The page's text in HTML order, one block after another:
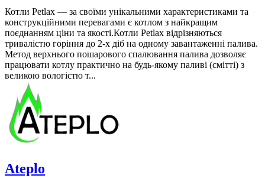
Котли Petlax — за своїми унікальними характеристиками та
конструкційними перевагами є котлом з найкращим
поєднанням ціни та якості.Котли Petlax відрізняються
тривалістю горіння до 2-х діб на одному завантаженні палива.
Метод верхнього пошарового спалювання палива дозволяє
працювати котлу практично на будь-якому паливі (смітті) з
великою вологістю т...
Ateplo